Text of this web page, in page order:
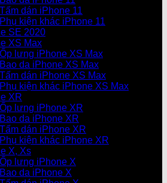
Tấm dán iPhone 11
Phụ kiện khác iPhone 11
SE 2020
XS Max
Ốp lưng iPhone XS Max
Bao da iPhone XS Max
Tấm dán iPhone XS Max
Phụ kiện khác iPhone XS Max
XR
Ốp lưng iPhone XR
Bao da iPhone XR
Tấm dán iPhone XR
Phụ kiện khác iPhone XR
X, Xs
Ốp lưng iPhone X
Bao da iPhone X